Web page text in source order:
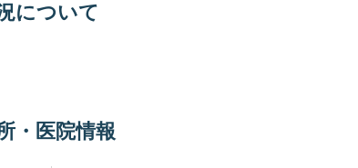
について
・医院情報